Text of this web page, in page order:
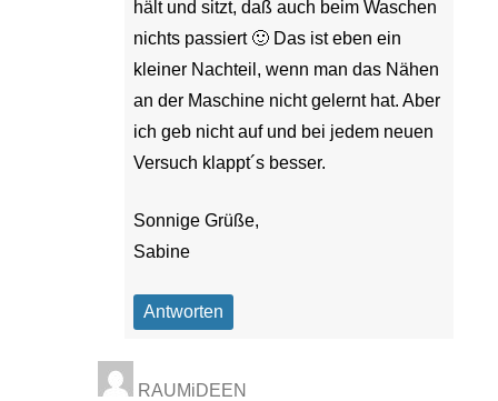
hält und sitzt, daß auch beim Waschen
nichts passiert 🙂 Das ist eben ein
kleiner Nachteil, wenn man das Nähen
an der Maschine nicht gelernt hat. Aber
ich geb nicht auf und bei jedem neuen
Versuch klappt´s besser.
Sonnige Grüße,
Sabine
Antworten
RAUMiDEEN